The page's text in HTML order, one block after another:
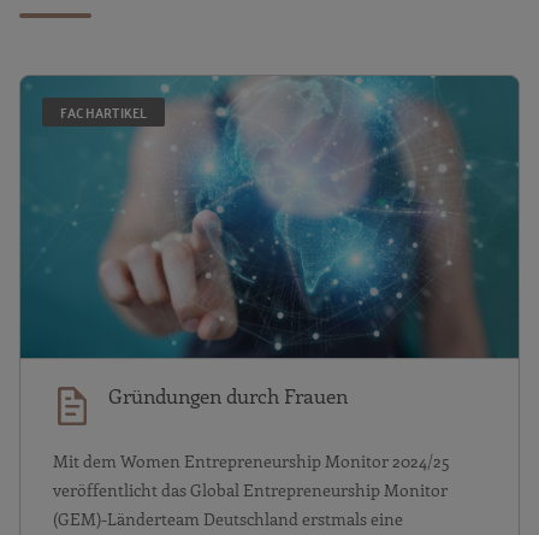
FACHARTIKEL
Gründungen durch Frauen
Mit dem Women Entrepreneurship Monitor 2024/25
veröffentlicht das Global Entrepreneurship Monitor
(GEM)-Länderteam Deutschland erstmals eine